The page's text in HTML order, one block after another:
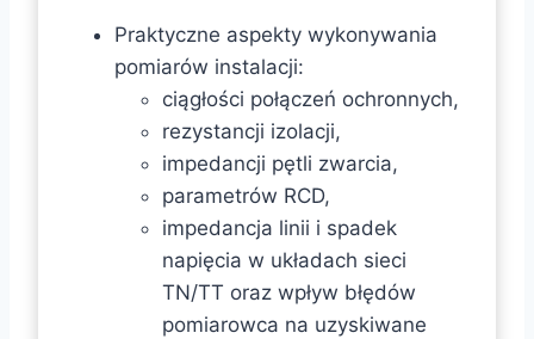
Praktyczne aspekty wykonywania
pomiarów instalacji:
ciągłości połączeń ochronnych,
rezystancji izolacji,
impedancji pętli zwarcia,
parametrów RCD,
impedancja linii i spadek
napięcia w układach sieci
TN/TT oraz wpływ błędów
pomiarowca na uzyskiwane